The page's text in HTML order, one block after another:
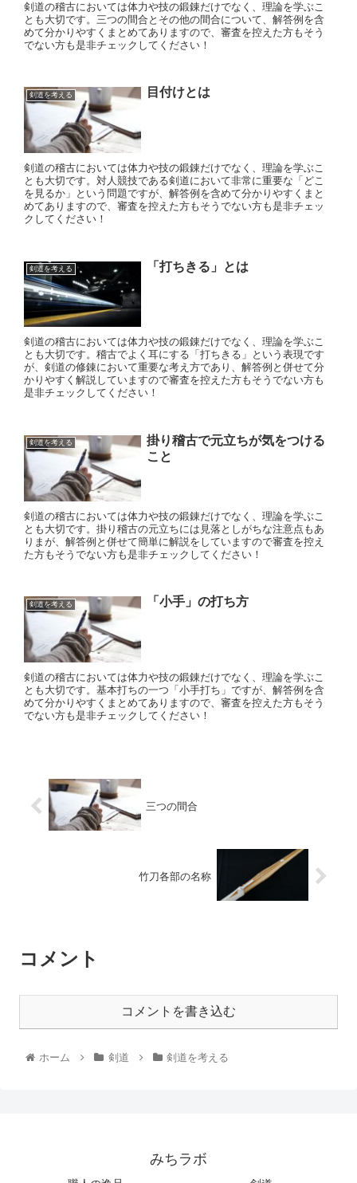
剣道の稽古においては体力や技の鍛錬だけでなく、理論を学ぶこ
とも大切です。三つの間合とその他の間合について、解答例を含
めて分かりやすくまとめてありますので、審査を控えた方もそう
でない方も是非チェックしてください！
剣道を考える 目付けとは
剣道の稽古においては体力や技の鍛錬だけでなく、理論を学ぶこ
とも大切です。対人競技である剣道において非常に重要な「どこ
を見るか」という問題ですが、解答例を含めて分かりやすくまと
めてありますので、審査を控えた方もそうでない方も是非チェッ
クしてください！
剣道を考える 「打ちきる」とは
剣道の稽古においては体力や技の鍛錬だけでなく、理論を学ぶこ
とも大切です。稽古でよく耳にする「打ちきる」という表現です
が、剣道の修錬において重要な考え方であり、解答例と併せて分
かりやすく解説していますので審査を控えた方もそうでない方も
是非チェックしてください！
剣道を考える
掛り稽古で元立ちが気をつける
こと
剣道の稽古においては体力や技の鍛錬だけでなく、理論を学ぶこ
とも大切です。掛り稽古の元立ちには見落としがちな注意点もあ
りまが、解答例と併せて簡単に解説をしていますので審査を控え
た方もそうでない方も是非チェックしてください！
剣道を考える 「小手」の打ち方
剣道の稽古においては体力や技の鍛錬だけでなく、理論を学ぶこ
とも大切です。基本打ちの一つ「小手打ち」ですが、解答例を含
めて分かりやすくまとめてありますので、審査を控えた方もそう
でない方も是非チェックしてください！
三つの間合
竹刀各部の名称
コメント
コメントを書き込む
ホーム 剣道 剣道を考える
みちラボ